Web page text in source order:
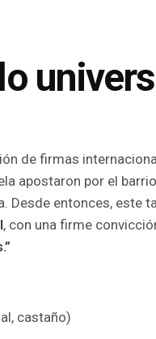
de firmas
apostaron por el
Desde entonces, este
, con una firme
castaño)